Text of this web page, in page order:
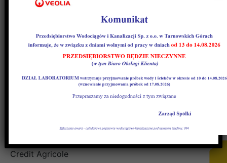
Jak zapłacić za fakturę
Płatności wynikające z faktur mogą być
dokonywane w następujących formach:
bezgotówkowo z konta osobistego na
– nr rachunku: 11 1940 1210 0103 5982 0010 0000
Credit Agricole